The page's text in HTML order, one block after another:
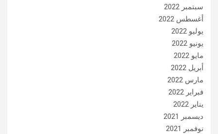
سبتمبر 2022
أغسطس 2022
يوليو 2022
يونيو 2022
مايو 2022
أبريل 2022
مارس 2022
فبراير 2022
يناير 2022
ديسمبر 2021
نوفمبر 2021